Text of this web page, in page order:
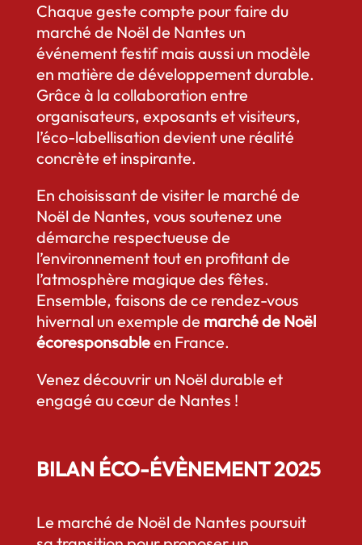
Chaque geste compte pour faire du
marché de Noël de Nantes un
événement festif mais aussi un modèle
en matière de développement durable.
Grâce à la collaboration entre
organisateurs, exposants et visiteurs,
l’éco-labellisation devient une réalité
concrète et inspirante.
En choisissant de visiter le marché de
Noël de Nantes, vous soutenez une
démarche respectueuse de
l’environnement tout en profitant de
l’atmosphère magique des fêtes.
Ensemble, faisons de ce rendez-vous
hivernal un exemple de marché de Noël
écoresponsableen France.
Venez découvrir un Noël durable et
engagé au cœur de Nantes !
BILAN ÉCO-ÉVÈNEMENT 2025
Le marché de Noël de Nantes poursuit